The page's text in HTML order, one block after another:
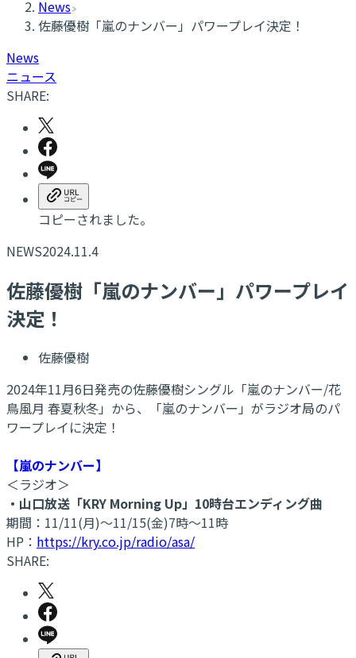
News
佐藤優樹「嵐のナンバー」パワープレイ決定！
News
ニュース
SHARE:
コピーされました。
NEWS2024.11.4
佐藤優樹「嵐のナンバー」パワープレイ
決定！
佐藤優樹
2024年11月6日発売の佐藤優樹シングル「嵐のナンバー/花
鳥風月 春夏秋冬」から、「嵐のナンバー」がラジオ局のパ
ワープレイに決定！
【嵐のナンバー】
＜ラジオ＞
・山口放送「KRY Morning Up」10時台エンディング曲
期間：11/11(月)～11/15(金)7時～11時
HP： https://kry.co.jp/radio/asa/
SHARE: